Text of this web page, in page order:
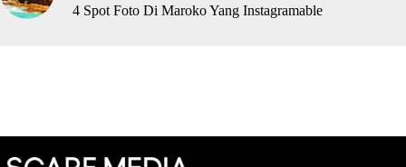
4 Spot Foto Di Maroko Yang Instagramable